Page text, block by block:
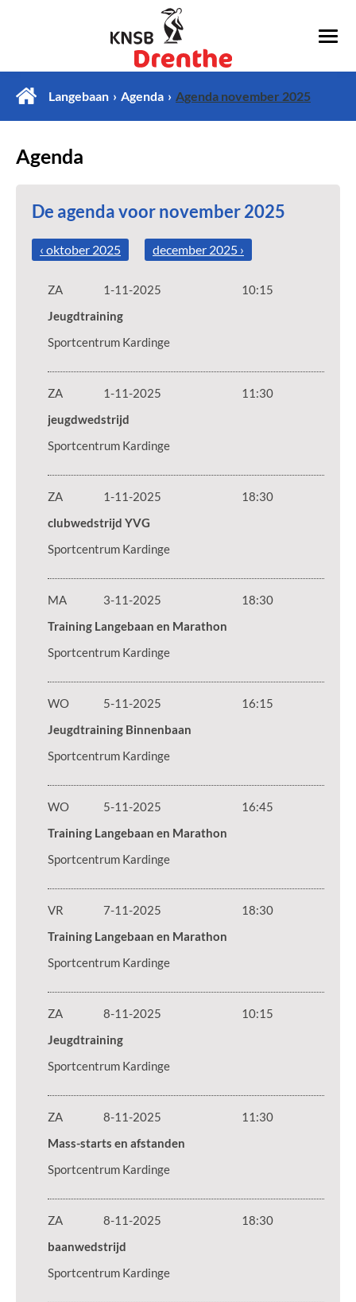
Langebaan Agenda Agenda november 2025
Agenda
De agenda voor november 2025
‹ oktober 2025 december 2025 ›
ZA 1-11-2025
10:15
Jeugdtraining
Sportcentrum Kardinge
ZA 1-11-2025
11:30
jeugdwedstrijd
Sportcentrum Kardinge
ZA 1-11-2025
18:30
clubwedstrijd YVG
Sportcentrum Kardinge
MA 3-11-2025
18:30
Training Langebaan en Marathon
Sportcentrum Kardinge
WO 5-11-2025
16:15
Jeugdtraining Binnenbaan
Sportcentrum Kardinge
WO 5-11-2025
16:45
Training Langebaan en Marathon
Sportcentrum Kardinge
VR 7-11-2025
18:30
Training Langebaan en Marathon
Sportcentrum Kardinge
ZA 8-11-2025
10:15
Jeugdtraining
Sportcentrum Kardinge
ZA 8-11-2025
11:30
Mass-starts en afstanden
Sportcentrum Kardinge
ZA 8-11-2025
18:30
baanwedstrijd
Sportcentrum Kardinge